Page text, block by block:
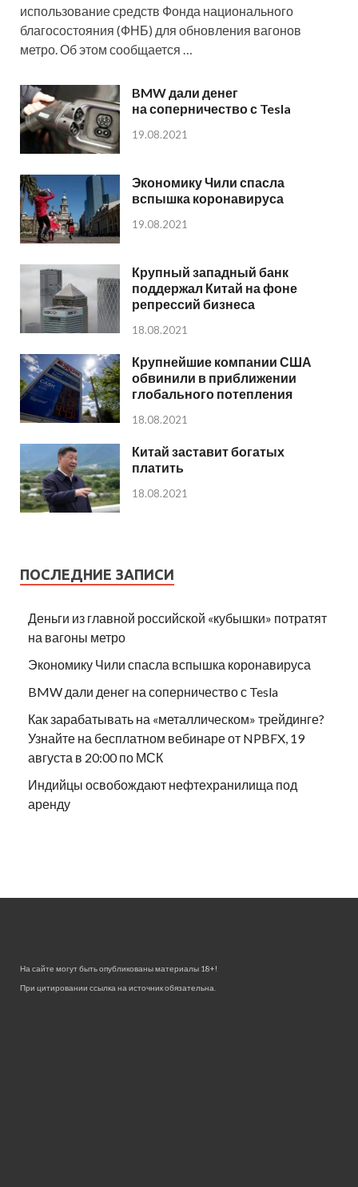
использование средств Фонда национального
благосостояния (ФНБ) для обновления вагонов
метро. Об этом сообщается …
BMW дали денег
на соперничество с Tesla
19.08.2021
Экономику Чили спасла
вспышка коронавируса
19.08.2021
Крупный западный банк
поддержал Китай на фоне
репрессий бизнеса
18.08.2021
Крупнейшие компании США
обвинили в приближении
глобального потепления
18.08.2021
Китай заставит богатых
платить
18.08.2021
ПОСЛЕДНИЕ ЗАПИСИ
Деньги из главной российской «кубышки» потратят
на вагоны метро
Экономику Чили спасла вспышка коронавируса
BMW дали денег на соперничество с Tesla
Как зарабатывать на «металлическом» трейдинге?
Узнайте на бесплатном вебинаре от NPBFX, 19
августа в 20:00 по МСК
Индийцы освобождают нефтехранилища под
аренду
На сайте могут быть опубликованы материалы 18+!
При цитировании ссылка на источник обязательна.